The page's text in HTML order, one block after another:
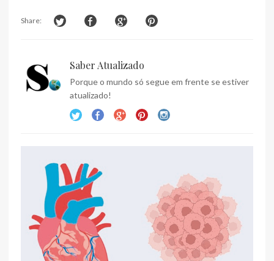
Share:
Saber Atualizado
Porque o mundo só segue em frente se estiver
atualizado!